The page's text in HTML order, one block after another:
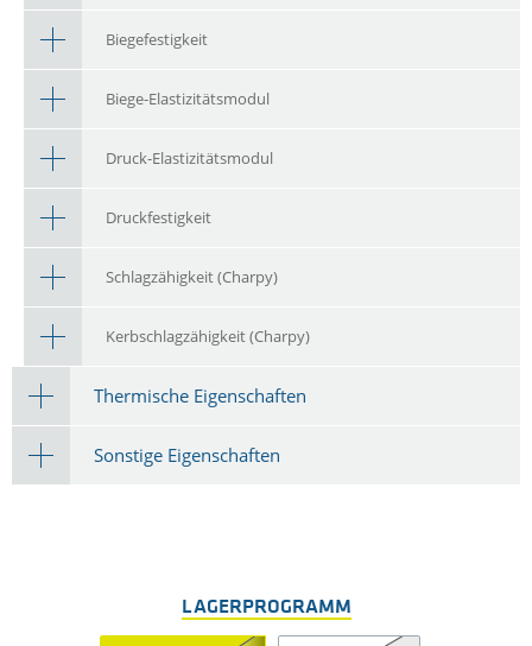
Biegefestigkeit
Biege-Elastizitätsmodul
Druck-Elastizitätsmodul
Druckfestigkeit
Schlagzähigkeit (Charpy)
Kerbschlagzähigkeit (Charpy)
Thermische Eigenschaften
Sonstige Eigenschaften
LAGERPROGRAMM